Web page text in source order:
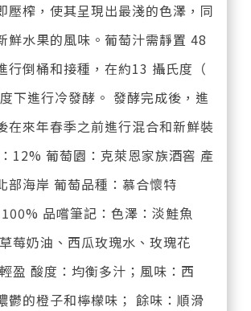
壓榨，使其呈現出最淺的色澤，同
鮮水果的風味。葡萄汁需靜置 48
行倒桶和接種，在約13 攝氏度（
下進行冷發酵。 發酵完成後，進
在來年春季之前進行混合和新鮮裝
12% 葡萄園：克萊恩家族酒窖 產
部海岸 葡萄品種：慕合懷特
品嚐筆記：色澤：淡鮭魚
莓奶油、西瓜玫瑰水、玫瑰花
盈 酸度：均衡多汁；風味：西
鬱的橙子和檸檬味； 餘味：順滑